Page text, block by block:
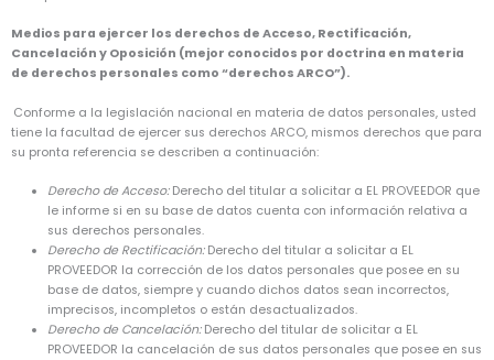
Medios para ejercer los derechos de Acceso, Rectificación,
Cancelación y Oposición (mejor conocidos por doctrina en materia
de derechos personales como “derechos ARCO”).
Conforme a la legislación nacional en materia de datos personales, usted
tiene la facultad de ejercer sus derechos ARCO, mismos derechos que para
su pronta referencia se describen a continuación:
Derecho de Acceso:Derecho del titular a solicitar a EL PROVEEDOR que
le informe si en su base de datos cuenta con información relativa a
sus derechos personales.
Derecho de Rectificación:Derecho del titular a solicitar a EL
PROVEEDOR la corrección de los datos personales que posee en su
base de datos, siempre y cuando dichos datos sean incorrectos,
imprecisos, incompletos o están desactualizados.
Derecho de Cancelación:Derecho del titular de solicitar a EL
PROVEEDOR la cancelación de sus datos personales que posee en sus